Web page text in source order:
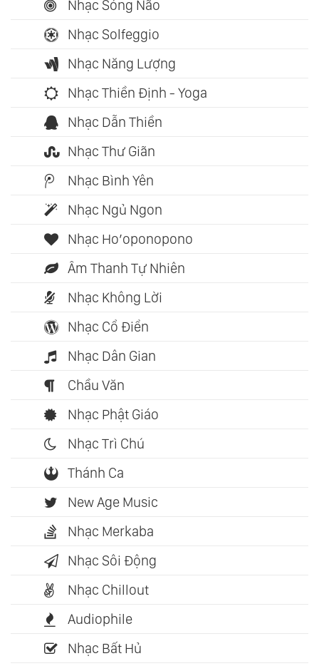
Nhạc Sóng Não
Nhạc Solfeggio
Nhạc Năng Lượng
Nhạc Thiền Định - Yoga
Nhạc Dẫn Thiền
Nhạc Thư Giãn
Nhạc Bình Yên
Nhạc Ngủ Ngon
Nhạc Ho’oponopono
Âm Thanh Tự Nhiên
Nhạc Không Lời
Nhạc Cổ Điển
Nhạc Dân Gian
Chầu Văn
Nhạc Phật Giáo
Nhạc Trì Chú
Thánh Ca
New Age Music
Nhạc Merkaba
Nhạc Sôi Động
Nhạc Chillout
Audiophile
Nhạc Bất Hủ